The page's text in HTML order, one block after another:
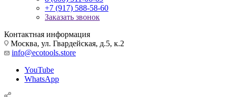
+7 (917) 588-58-60
Заказать звонок
Контактная информация
Москва, ул. Гвардейская, д.5, к.2
info@ecotools.store
YouTube
WhatsApp